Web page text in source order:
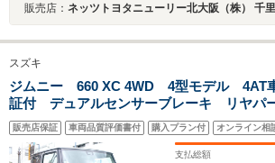
販売店： ネッツトヨタニューリー北大阪（株） 千
スズキ
ジムニー 660 XC 4WD 4型モデル 4AT
証付 デュアルセンサーブレーキ リヤパ
サー LEDヘッドランプ クルーズコント
ドリングストップシステム オートライ
ートヒーター
販売店保証 車両品質評価書付 購入プラン付 オンライン相
支払総額